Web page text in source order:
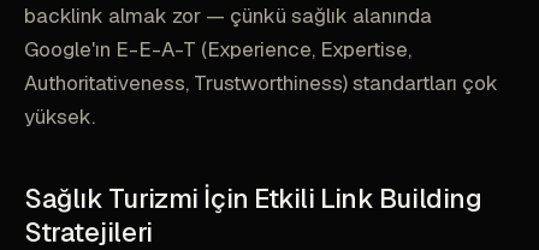
backlink almak zor — çünkü sağlık alanında
Google'ın E-E-A-T (Experience, Expertise,
Authoritativeness, Trustworthiness) standartları çok
yüksek.
Sağlık Turizmi İçin Etkili Link Building
Stratejileri